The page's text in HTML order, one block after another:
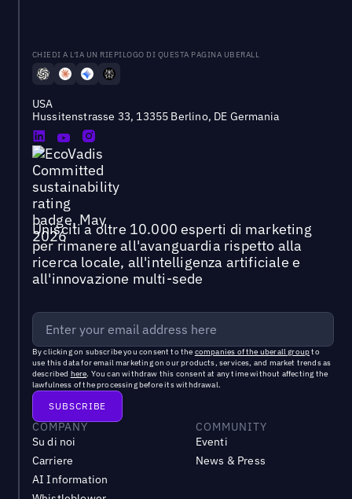
CHIEDI A L'IA UN RIEPILOGO DI QUESTA PAGINA UBERALL
USA
Hussitenstrasse 33, 13355 Berlino, DE Germania
Unisciti a oltre 10.000 esperti di marketing
per rimanere all'avanguardia rispetto alla
ricerca locale, all'intelligenza artificiale e
all'innovazione multi-sede
By clicking on subscribe you consent to the companies of the uberall groupto
use this data for email marketing on our products, services, and market trends as
described here. You can withdraw this consent at any time without affecting the
lawfulness of the processing before its withdrawal.
COMPANY
Su di noi
Carriere
AI Information
COMMUNITY
Eventi
News & Press